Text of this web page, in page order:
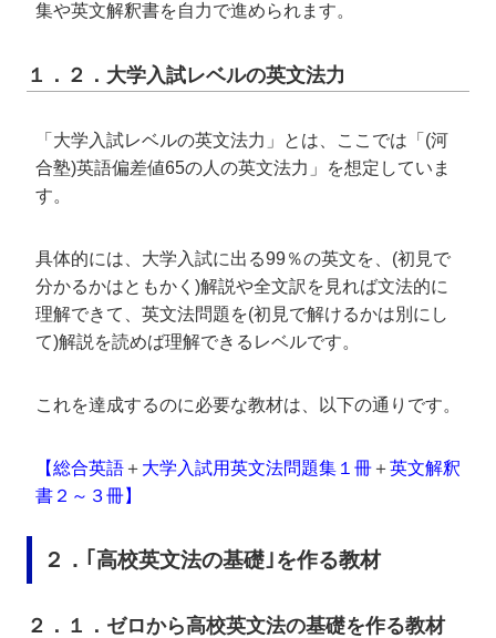
集や英文解釈書を自力で進められます。
１．２．大学入試レベルの英文法力
「大学入試レベルの英文法力」とは、ここでは「(河
合塾)英語偏差値65の人の英文法力」を想定していま
す。
具体的には、大学入試に出る99％の英文を、(初見で
分かるかはともかく)解説や全文訳を見れば文法的に
理解できて、英文法問題を(初見で解けるかは別にし
て)解説を読めば理解できるレベルです。
これを達成するのに必要な教材は、以下の通りです。
【総合英語 ＋ 大学入試用英文法問題集１冊 ＋英文解釈
書２～３冊】
２．｢高校英文法の基礎｣を作る教材
２．１．ゼロから高校英文法の基礎を作る教材